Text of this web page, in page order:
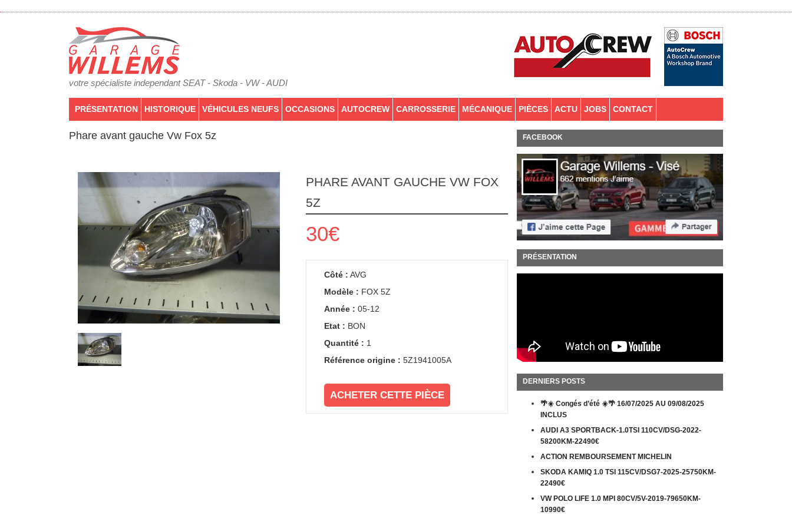
votre spécialiste independant SEAT - Skoda - VW - AUDI
PRÉSENTATION HISTORIQUE VÉHICULES NEUFS OCCASIONS AUTOCREW CARROSSERIE MÉCANIQUE PIÈCES ACTU JOBS CONTACT
Phare avant gauche Vw Fox 5z
PHARE AVANT GAUCHE VW FOX
5Z
30€
Côté : AVG
Modèle : FOX 5Z
Année : 05-12
Etat : BON
Quantité : 1
Référence origine : 5Z1941005A
ACHETER CETTE PIÈCE
FACEBOOK
PRÉSENTATION
DERNIERS POSTS
🌴☀️ Congés d’été ☀️🌴 16/07/2025 AU 09/08/2025
INCLUS
AUDI A3 SPORTBACK-1.0TSI 110CV/DSG-2022-
58200KM-22490€
ACTION REMBOURSEMENT MICHELIN
SKODA KAMIQ 1.0 TSI 115CV/DSG7-2025-25750KM-
22490€
VW POLO LIFE 1.0 MPI 80CV/5V-2019-79650KM-
10990€